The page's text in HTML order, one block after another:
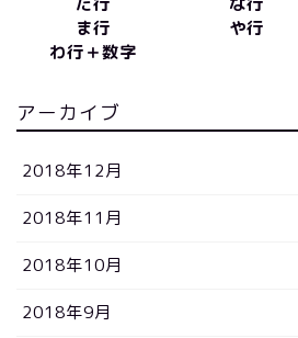
ま行
や行
わ行＋数字
アーカイブ
2018年12月
2018年11月
2018年10月
2018年9月